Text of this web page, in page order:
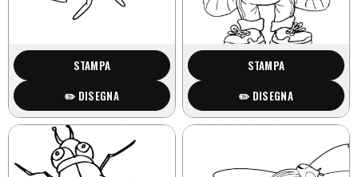
STAMPA
✏️ DISEGNA
STAMPA
✏️ DISEGNA